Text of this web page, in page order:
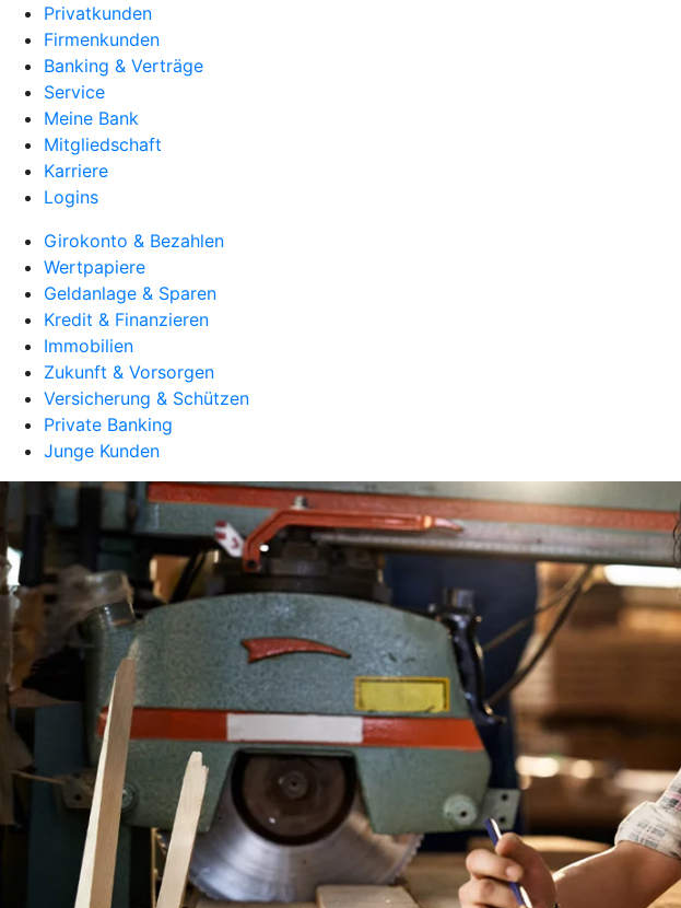
Privatkunden
Firmenkunden
Banking & Verträge
Service
Meine Bank
Mitgliedschaft
Karriere
Logins
Girokonto & Bezahlen
Wertpapiere
Geldanlage & Sparen
Kredit & Finanzieren
Immobilien
Zukunft & Vorsorgen
Versicherung & Schützen
Private Banking
Junge Kunden